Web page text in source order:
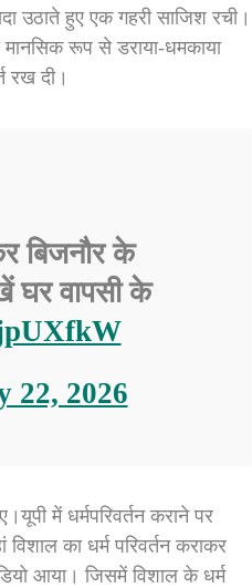
उठाते हुए एक गहरी साजिश रची।
रूप से डराया-धमकाया
रख दी।
बिजनौर के
घर वापसी के
22, 2026
में धर्मपरिवर्तन कराने पर
का धर्म परिवर्तन कराकर
आया। जिसमें विशाल के धर्म